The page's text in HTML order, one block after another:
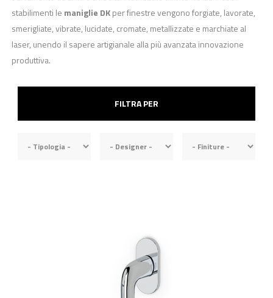
stabilimenti le maniglie DKper finestre vengono forgiate, lavorate,
smerigliate, vibrate, lucidate, cromate, metallizzate e marchiate al
laser, unendo il sapere artigianale alla più avanzata innovazione
produttiva.
FILTRA PER